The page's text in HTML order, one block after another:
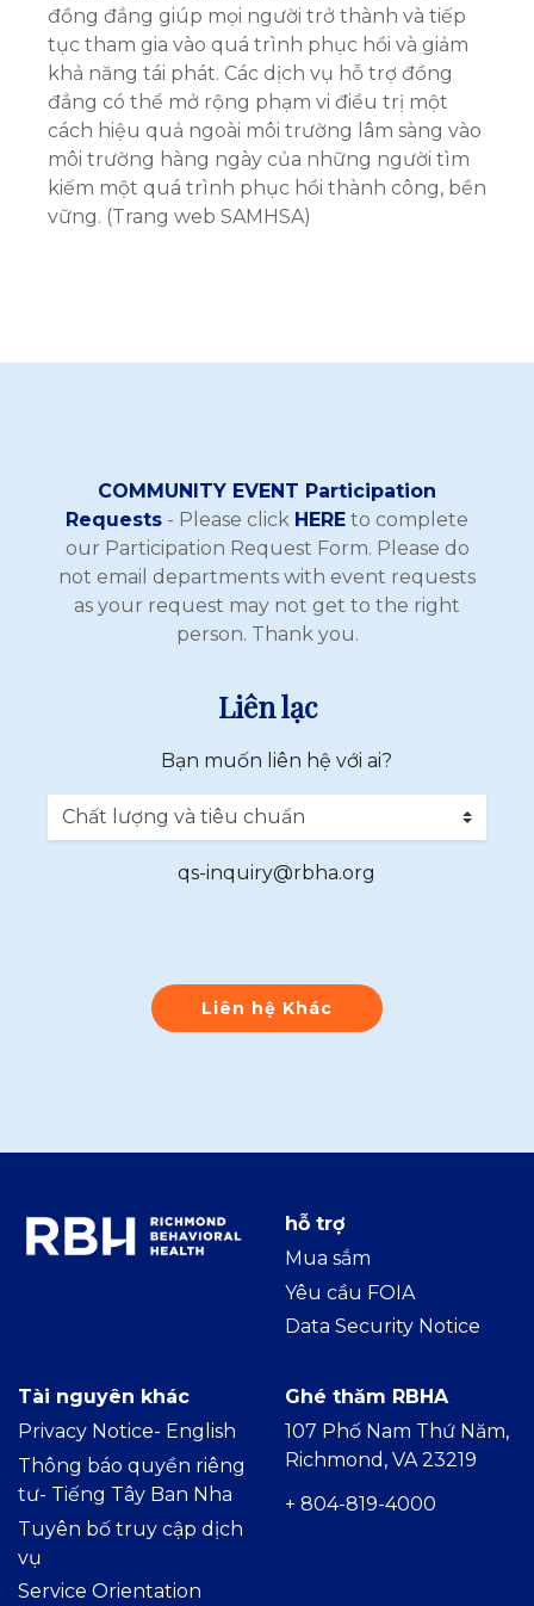
đồng đẳng giúp mọi người trở thành và tiếp
tục tham gia vào quá trình phục hồi và giảm
khả năng tái phát. Các dịch vụ hỗ trợ đồng
đẳng có thể mở rộng phạm vi điều trị một
cách hiệu quả ngoài môi trường lâm sàng vào
môi trường hàng ngày của những người tìm
kiếm một quá trình phục hồi thành công, bền
vững. (Trang web SAMHSA)
COMMUNITY EVENT Participation
Requests - Please click HERE to complete
our Participation Request Form. Please do
not email departments with event requests
as your request may not get to the right
person. Thank you.
Liên lạc
Bạn muốn liên hệ với ai?
qs-inquiry@rbha.org
Liên hệ Khác
hỗ trợ
Mua sắm
Yêu cầu FOIA
Data Security Notice
Tài nguyên khác
Privacy Notice- English
Thông báo quyền riêng
tư- Tiếng Tây Ban Nha
Tuyên bố truy cập dịch
vụ
Service Orientation
Ghé thăm RBHA
107 Phố Nam Thứ Năm,
Richmond, VA 23219
+ 804-819-4000